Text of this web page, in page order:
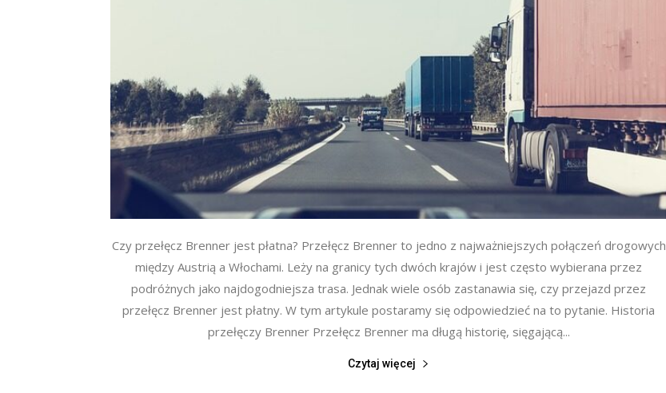
Czy przełęcz Brenner jest płatna? Przełęcz Brenner to jedno z najważniejszych połączeń drogowych
między Austrią a Włochami. Leży na granicy tych dwóch krajów i jest często wybierana przez
podróżnych jako najdogodniejsza trasa. Jednak wiele osób zastanawia się, czy przejazd przez
przełęcz Brenner jest płatny. W tym artykule postaramy się odpowiedzieć na to pytanie. Historia
przełęczy Brenner Przełęcz Brenner ma długą historię, sięgającą...
Czytaj więcej